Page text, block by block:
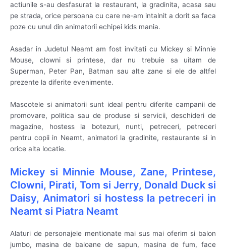
actiunile s-au desfasurat la restaurant, la gradinita, acasa sau
pe strada, orice persoana cu care ne-am intalnit a dorit sa faca
poze cu unul din animatorii echipei kids mania.
Asadar in Judetul Neamt am fost invitati cu Mickey si Minnie
Mouse, clowni si printese, dar nu trebuie sa uitam de
Superman, Peter Pan, Batman sau alte zane si ele de altfel
prezente la diferite evenimente.
Mascotele si animatorii sunt ideal pentru diferite campanii de
promovare, politica sau de produse si servicii, deschideri de
magazine, hostess la botezuri, nunti, petreceri, petreceri
pentru copii in Neamt, animatori la gradinite, restaurante si in
orice alta locatie.
Mickey si Minnie Mouse, Zane, Printese,
Clowni, Pirati, Tom si Jerry, Donald Duck si
Daisy, Animatori si hostess la petreceri in
Neamt si Piatra Neamt
Alaturi de personajele mentionate mai sus mai oferim si balon
jumbo, masina de baloane de sapun, masina de fum, face